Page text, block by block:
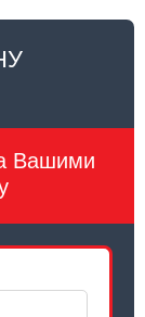
Вашими